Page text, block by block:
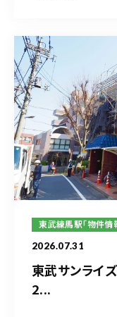
東武練馬駅「物件情
2026.07.31
東武サンライ
2...